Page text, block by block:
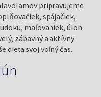
pripravujeme
spájačiek,
maľovaniek, úloh
zábavný a aktívny
dieťa svoj voľný čas.